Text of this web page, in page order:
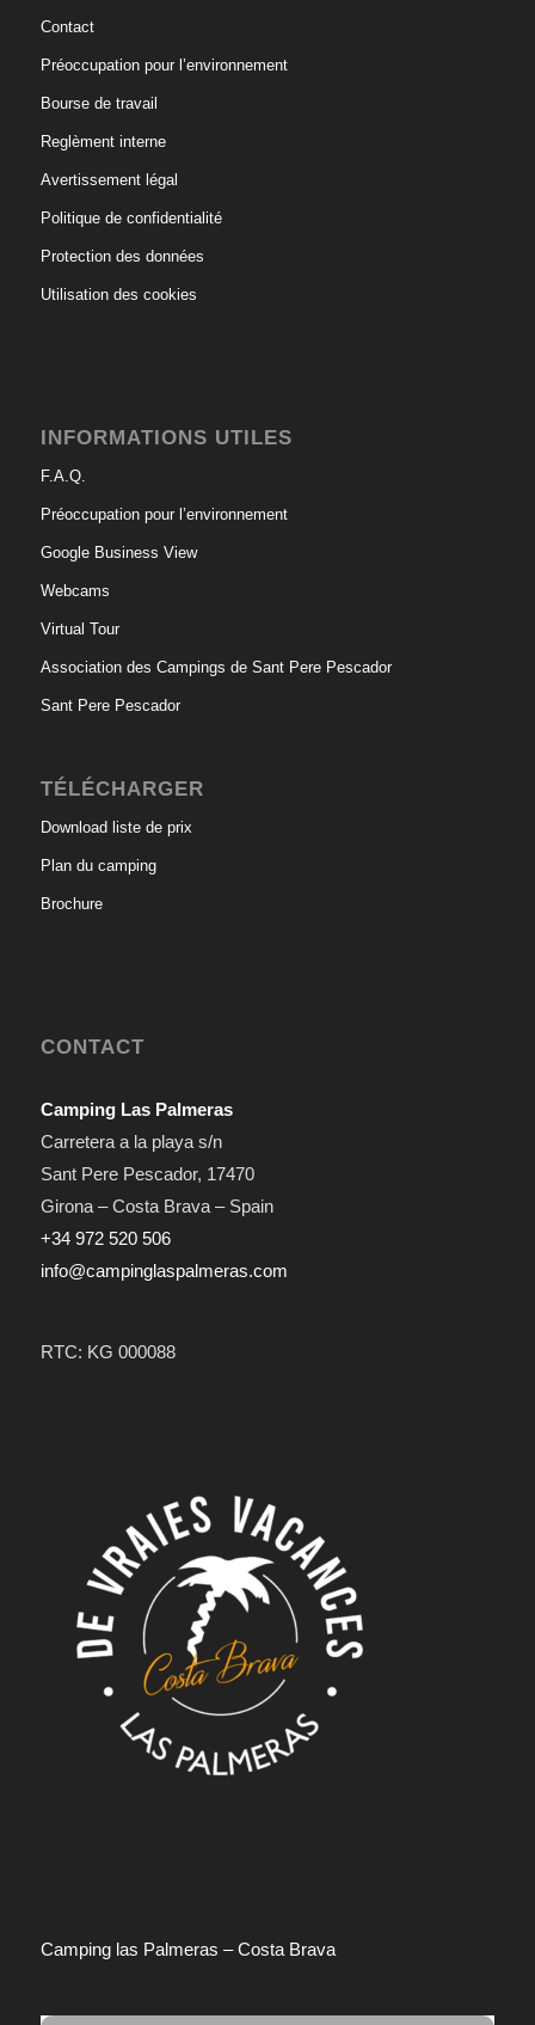
Contact
Préoccupation pour l’environnement
Bourse de travail
Reglèment interne
Avertissement légal
Politique de confidentialité
Protection des données
Utilisation des cookies
INFORMATIONS UTILES
F.A.Q.
Préoccupation pour l’environnement
Google Business View
Webcams
Virtual Tour
Association des Campings de Sant Pere Pescador
Sant Pere Pescador
TÉLÉCHARGER
Download liste de prix
Plan du camping
Brochure
CONTACT
Camping Las Palmeras
Carretera a la playa s/n
Sant Pere Pescador, 17470
Girona – Costa Brava – Spain
+34 972 520 506
info@campinglaspalmeras.com
RTC: KG 000088
Camping las Palmeras – Costa Brava